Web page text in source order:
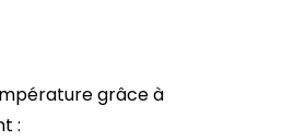
grâce à
: